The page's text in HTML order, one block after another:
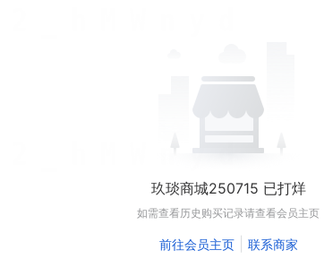
玖琰商城250715 已打烊
如需查看历史购买记录请查看会员主页
前往会员主页| 联系商家